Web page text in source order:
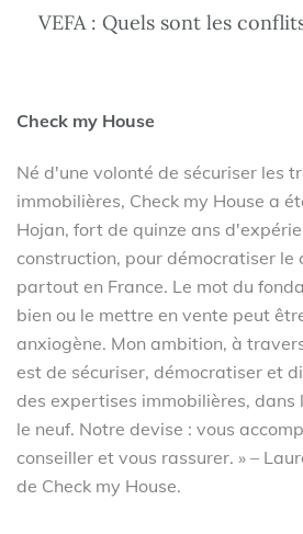
VEFA : Quels sont les
Check my House
Né d'une volonté de sécuriser les
immobilières, Check my House a
Hojan, fort de quinze ans
construction, pour démocratiser le
partout en France. Le mot du
bien ou le mettre en vente peut
anxiogène. Mon ambition, à
est de sécuriser, démocratiser et
des expertises immobilières, dans
le neuf. Notre devise : vous
conseiller et vous rassurer. » –
de Check my House.